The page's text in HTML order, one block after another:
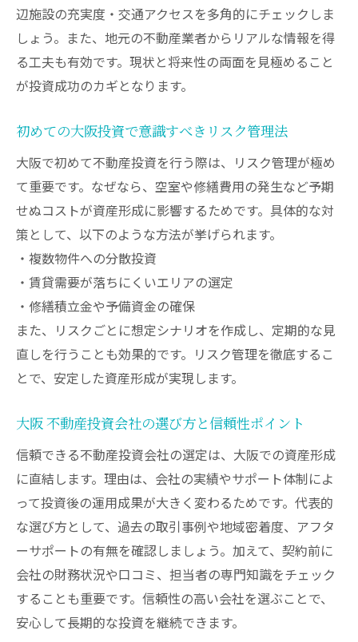
大阪不動産投資で抑えるべき将来性の視点
IR誘致の進展が大阪投資にもたらす変化
大阪の不動産市況から読み解く投資成功の鍵
大阪 不動産 市況の最新動向と投資判断基準
バブル再来？大阪の投資環境を正しく捉え
市況変動に強い不動産投資戦略の考え方
大阪不動産投資で成功する情報収集の工夫
市況から見た大阪で狙いたい物件の特徴
実践者が語る大阪市況の読み解き方と注意
点
地価上昇が期待できる大阪エリアの見極め方
地価が上がりそうな地域を探すための基準
大阪府10年後に価値上昇が見込める駅の特
徴
法
将来の地価上昇を読む大阪の具体的な視点
大阪市で資産価値が落ちない街の見分け方
地価動向から狙うべき大阪投資エリアとは
投資初心者が大阪府で得るべき実践的な学び
初心者が大阪で不動産投資を始める際の心
得
元を取るまでの期間を意識した資産運用方
辺施設の充実度・交通アクセスを多角的にチェックしま
しょう。また、地元の不動産業者からリアルな情報を得
る工夫も有効です。現状と将来性の両面を見極めること
が投資成功のカギとなります。
初めての大阪投資で意識すべきリスク管理法
大阪で初めて不動産投資を行う際は、リスク管理が極め
て重要です。なぜなら、空室や修繕費用の発生など予期
せぬコストが資産形成に影響するためです。具体的な対
策として、以下のような方法が挙げられます。
・複数物件への分散投資
・賃貸需要が落ちにくいエリアの選定
・修繕積立金や予備資金の確保
また、リスクごとに想定シナリオを作成し、定期的な見
直しを行うことも効果的です。リスク管理を徹底するこ
とで、安定した資産形成が実現します。
大阪 不動産投資会社の選び方と信頼性ポイント
信頼できる不動産投資会社の選定は、大阪での資産形成
に直結します。理由は、会社の実績やサポート体制によ
って投資後の運用成果が大きく変わるためです。代表的
な選び方として、過去の取引事例や地域密着度、アフタ
ーサポートの有無を確認しましょう。加えて、契約前に
会社の財務状況や口コミ、担当者の専門知識をチェック
することも重要です。信頼性の高い会社を選ぶことで、
安心して長期的な投資を継続できます。